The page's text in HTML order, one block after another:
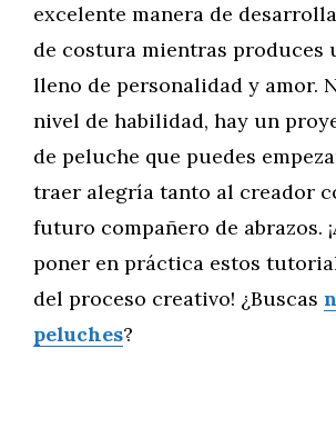
excelente manera de
de costura mientras produces
lleno de personalidad y amor.
nivel de habilidad, hay un
de peluche que puedes
traer alegría tanto al creador
futuro compañero de abrazos.
poner en práctica estos
del proceso creativo! ¿Buscas
peluches?